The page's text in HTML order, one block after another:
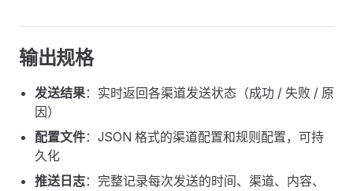
输出规格
发送结果：实时返回各渠道发送状态（成功 / 失败 / 原
因）
配置文件：JSON 格式的渠道配置和规则配置，可持
久化
推送日志：完整记录每次发送的时间、渠道、内容、